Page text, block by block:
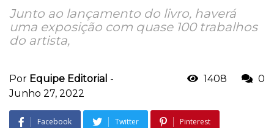
Junto ao lançamento do livro, haverá
uma exposição com quase 100 trabalhos
do artista,
Por Equipe Editorial -
Junho 27, 2022
1408 0
Facebook Twitter Pinterest